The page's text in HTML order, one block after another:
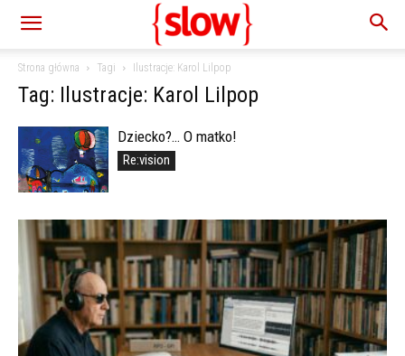
Strona główna Tagi Ilustracje: Karol Lilpop
Tag: Ilustracje: Karol Lilpop
Dziecko?… O matko!
Re:vision